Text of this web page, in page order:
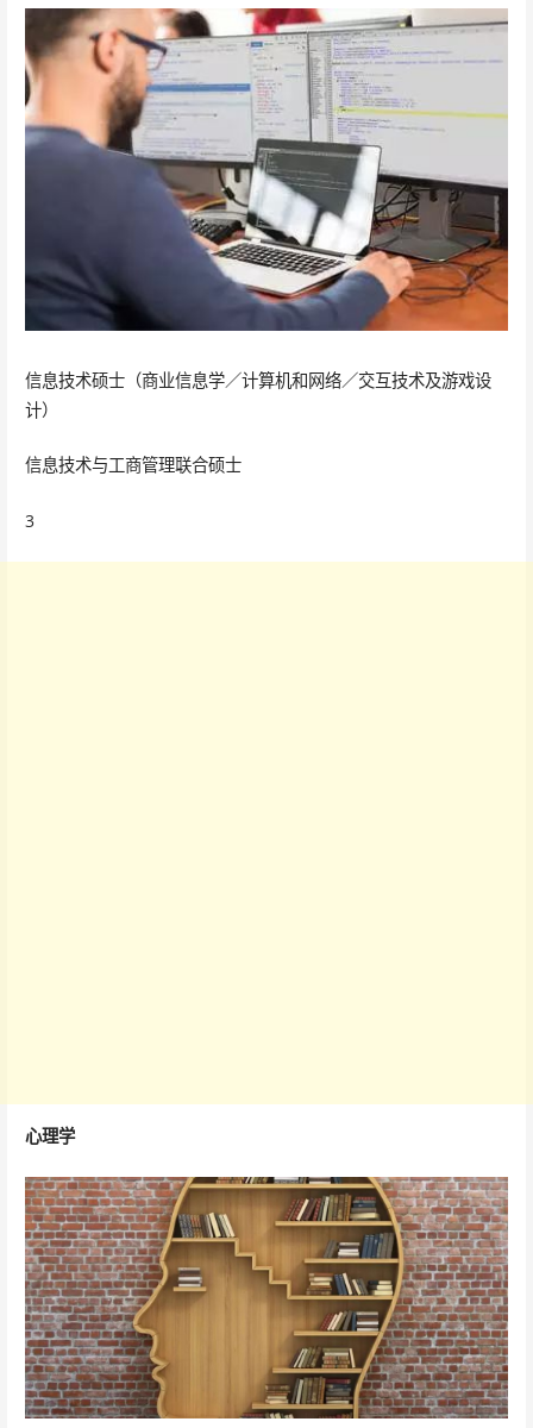
信息技术硕士（商业信息学／计算机和网络／交互技术及游戏设
计）
信息技术与工商管理联合硕士
3
心理学